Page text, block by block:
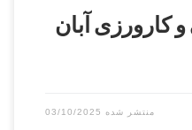
کارورزی آبان
03/10/2025